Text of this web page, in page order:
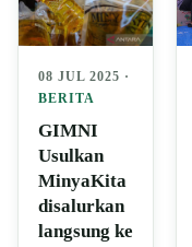
08 JUL 2025 ·
BERITA
GIMNI
Usulkan
MinyaKita
disalurkan
langsung ke